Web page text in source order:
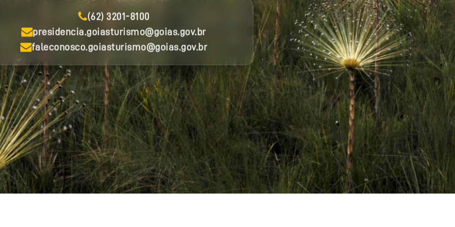
(62) 3201-8100
presidencia.goiasturismo@goias.gov.br
faleconosco.goiasturismo@goias.gov.br